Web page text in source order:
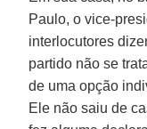
Paulo, o vice-
interlocutores
partido não se
de uma opção
Ele não saiu de